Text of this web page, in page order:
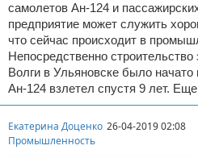
самолетов Ан-124 и
предприятие может служить
что сейчас происходит в
Непосредственно
Волги в Ульяновске было начато
Ан-124 взлетел спустя 9 лет.
Екатерина Доценко 26-04-2019 02:08
Промышленность